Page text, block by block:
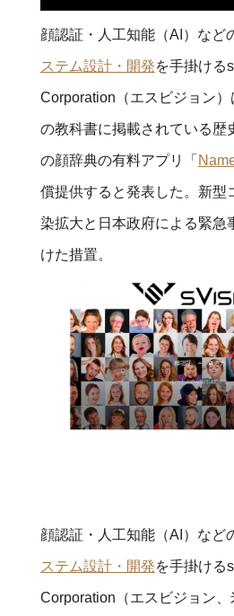
顔認証・人工知能（AI）など
ステム設計・開発を手掛ける
Corporation（エスビジョン
の教科書に掲載されている歴
の顔辞典の有料アプリ「
償提供すると発表した。新型
染拡大と日本政府による緊急
けた措置。
顔認証・人工知能（AI）など
ステム設計・開発を手掛ける
Corporation（エスビジョン、